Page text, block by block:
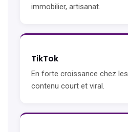
immobilier, artisanat.
TikTok
En forte croissance chez
contenu court et viral.